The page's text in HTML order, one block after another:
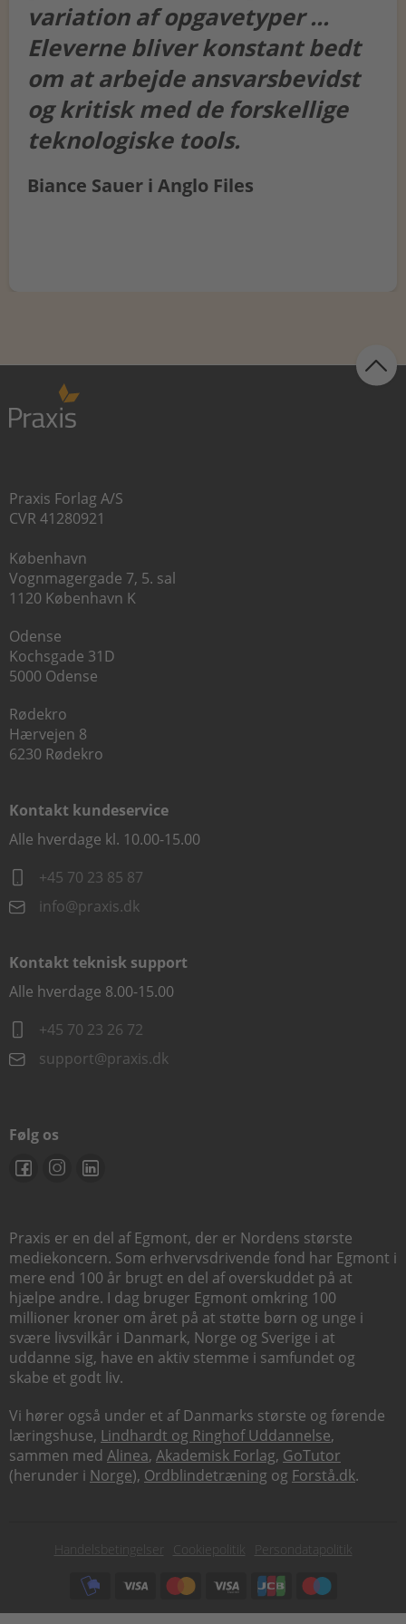
variation af opgavetyper ...
Eleverne bliver konstant bedt
om at arbejde ansvarsbevidst
og kritisk med de forskellige
teknologiske tools.
Biance Sauer i Anglo Files
Praxis Forlag A/S
CVR 41280921
København
Vognmagergade 7, 5. sal
1120 København K
Odense
Kochsgade 31D
5000 Odense
Rødekro
Hærvejen 8
6230 Rødekro
Kontakt kundeservice
Alle hverdage kl. 10.00-15.00
+45 70 23 85 87
info@praxis.dk
Kontakt teknisk support
Alle hverdage 8.00-15.00
+45 70 23 26 72
support@praxis.dk
Følg os
Praxis er en del af Egmont, der er Nordens største
mediekoncern. Som erhvervsdrivende fond har Egmont i
mere end 100 år brugt en del af overskuddet på at
hjælpe andre. I dag bruger Egmont omkring 100
millioner kroner om året på at støtte børn og unge i
svære livsvilkår i Danmark, Norge og Sverige i at
uddanne sig, have en aktiv stemme i samfundet og
skabe et godt liv.
Vi hører også under et af Danmarks største og førende
læringshuse, Lindhardt og Ringhof Uddannelse,
sammen med Alinea, Akademisk Forlag, GoTutor
(herunder i Norge), Ordblindetræning og Forstå.dk.
Subfooter
Handelsbetingelser Cookiepolitik
Persondatapolitik
Subfooter
payment
options